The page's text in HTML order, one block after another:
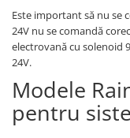
Este important să nu se
24V nu se comandă
electrovană cu solenoid
24V.
Modele
pentru